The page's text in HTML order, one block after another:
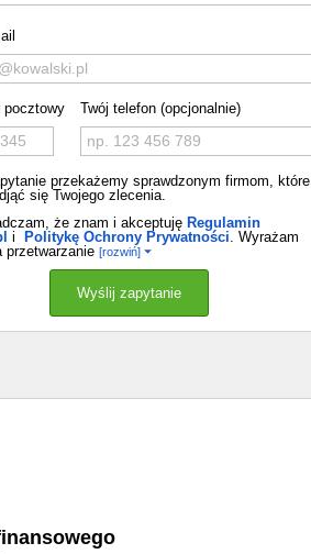
pocztowy Twój telefon (opcjonalnie)
przekażemy sprawdzonym firmom, które
się Twojego zlecenia.
że znam i akceptuję Regulamin
i Politykę Ochrony Prywatności. Wyrażam
przetwarzanie [rozwiń]